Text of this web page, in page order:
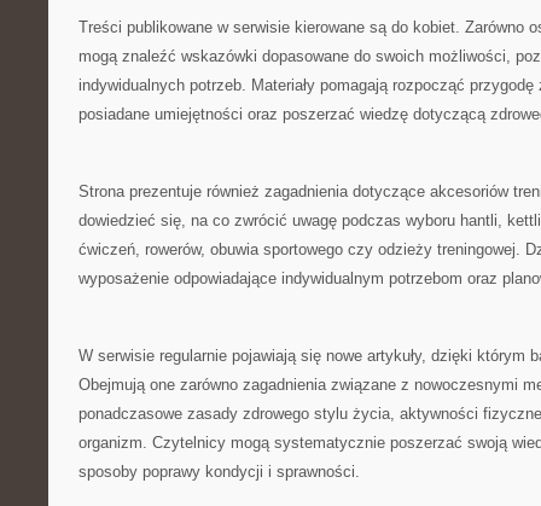
Treści publikowane w serwisie kierowane są do kobiet. Zarówno
mogą znaleźć wskazówki dopasowane do swoich możliwości,
indywidualnych potrzeb. Materiały pomagają rozpocząć
posiadane umiejętności oraz poszerzać wiedzę dotyczącą
Strona prezentuje również zagadnienia dotyczące akcesoriów
dowiedzieć się, na co zwrócić uwagę podczas wyboru hantli,
ćwiczeń, rowerów, obuwia sportowego czy odzieży treningowej.
wyposażenie odpowiadające indywidualnym potrzebom oraz
W serwisie regularnie pojawiają się nowe artykuły, dzięki którym
Obejmują one zarówno zagadnienia związane z nowoczesnymi
ponadczasowe zasady zdrowego stylu życia, aktywności
organizm. Czytelnicy mogą systematycznie poszerzać swoją
sposoby poprawy kondycji i sprawności.